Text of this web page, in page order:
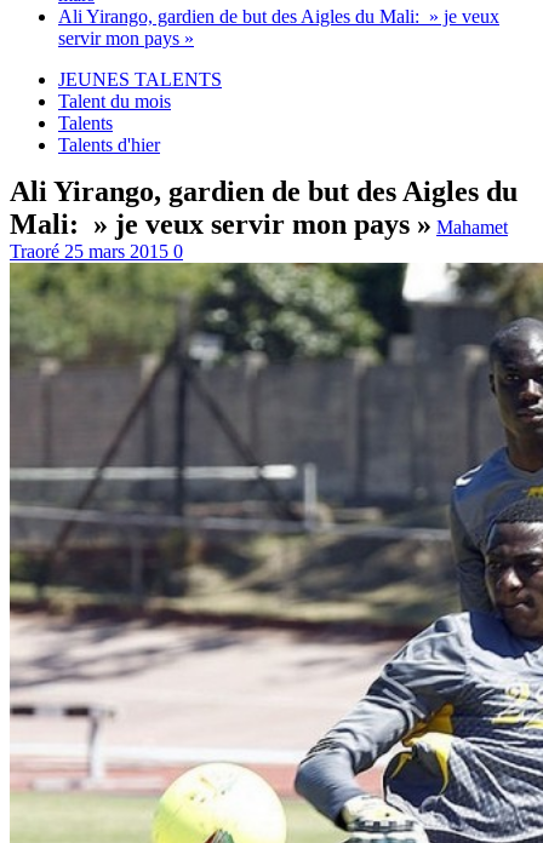
Ali Yirango, gardien de but des Aigles du Mali: » je veux
servir mon pays »
JEUNES TALENTS
Talent du mois
Talents
Talents d'hier
Ali Yirango, gardien de but des Aigles du
Mali: » je veux servir mon pays » Mahamet
Traoré 25 mars 2015 0